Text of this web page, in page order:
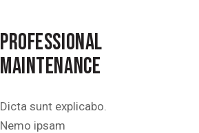
PROFESSIONAL
MAINTENANCE
Dicta sunt explicabo.
Nemo ipsam